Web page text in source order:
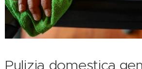
Pulizia domestica